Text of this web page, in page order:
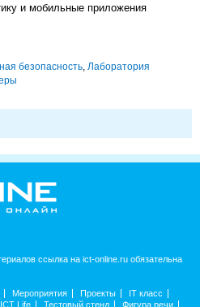
и мобильные приложения
безопасность Лаборатория
ссылка на ict-online.ru обязательна
Мероприятия Проекты
IT класс
ICT Life Тестовый стенд Фигура речи